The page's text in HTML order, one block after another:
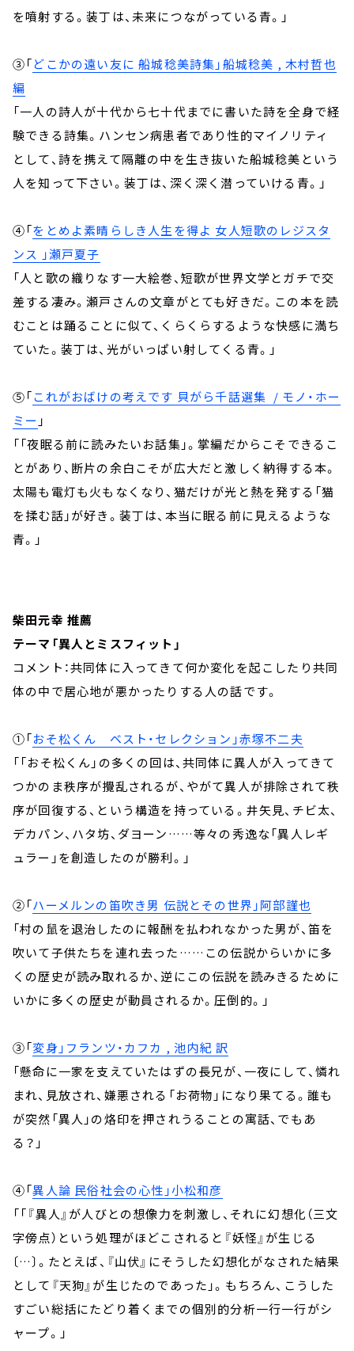
を噴射する。装丁は、未来につながっている青。」
③「どこかの遠い友に 船城稔美詩集」船城稔美 , 木村哲也
編
「一人の詩人が十代から七十代までに書いた詩を全身で経
験できる詩集。ハンセン病患者であり性的マイノリティ
として、詩を携えて隔離の中を生き抜いた船城稔美という
人を知って下さい。装丁は、深く深く潜っていける青。」
④「をとめよ素晴らしき人生を得よ 女人短歌のレジスタ
ンス 」瀬戸夏子
「人と歌の織りなす一大絵巻、短歌が世界文学とガチで交
差する凄み。瀬戸さんの文章がとても好きだ。この本を読
むことは踊ることに似て、くらくらするような快感に満ち
ていた。装丁は、光がいっぱい射してくる青。」
⑤「これがおばけの考えです 貝がら千話選集 / モノ・ホー
ミー 」
「「夜眠る前に読みたいお話集」。掌編だからこそできるこ
とがあり、断片の余白こそが広大だと激しく納得する本。
太陽も電灯も火もなくなり、猫だけが光と熱を発する「猫
を揉む話」が好き。装丁は、本当に眠る前に見えるような
青。」
柴田元幸 推薦
テーマ「異人とミスフィット」
コメント：共同体に入ってきて何か変化を起こしたり共同
体の中で居心地が悪かったりする人の話です。
①「おそ松くん ベスト・セレクション」赤塚不二夫
「「おそ松くん」の多くの回は、共同体に異人が入ってきて
つかのま秩序が攪乱されるが、やがて異人が排除されて秩
序が回復する、という構造を持っている。井矢見、チビ太、
デカパン、ハタ坊、ダヨーン……等々の秀逸な「異人レギ
ュラー」を創造したのが勝利。」
②「ハーメルンの笛吹き男 伝説とその世界」阿部謹也
「村の鼠を退治したのに報酬を払われなかった男が、笛を
吹いて子供たちを連れ去った……この伝説からいかに多
くの歴史が読み取れるか、逆にこの伝説を読みきるために
いかに多くの歴史が動員されるか。圧倒的。」
③「変身」フランツ・カフカ , 池内紀 訳
「懸命に一家を支えていたはずの長兄が、一夜にして、憐れ
まれ、見放され、嫌悪される「お荷物」になり果てる。誰も
が突然「異人」の烙印を押されうることの寓話、でもあ
る？」
④「異人論 民俗社会の心性」小松和彦
「「『異人』が人びとの想像力を刺激し、それに幻想化（三文
字傍点）という処理がほどこされると『妖怪』が生じる
〔…〕。たとえば、『山伏』にそうした幻想化がなされた結果
として『天狗』が生じたのであった」。もちろん、こうした
すごい総括にたどり着くまでの個別的分析一行一行がシ
ャープ。」